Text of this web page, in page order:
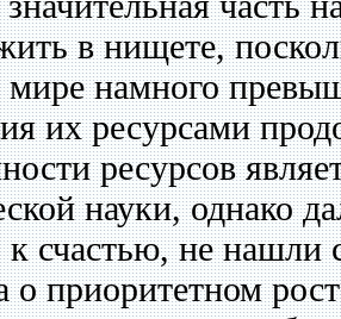
в нищете,
мире намного
их ресурсами
ресурсов
науки, однако
счастью, не нашли
о приоритетном